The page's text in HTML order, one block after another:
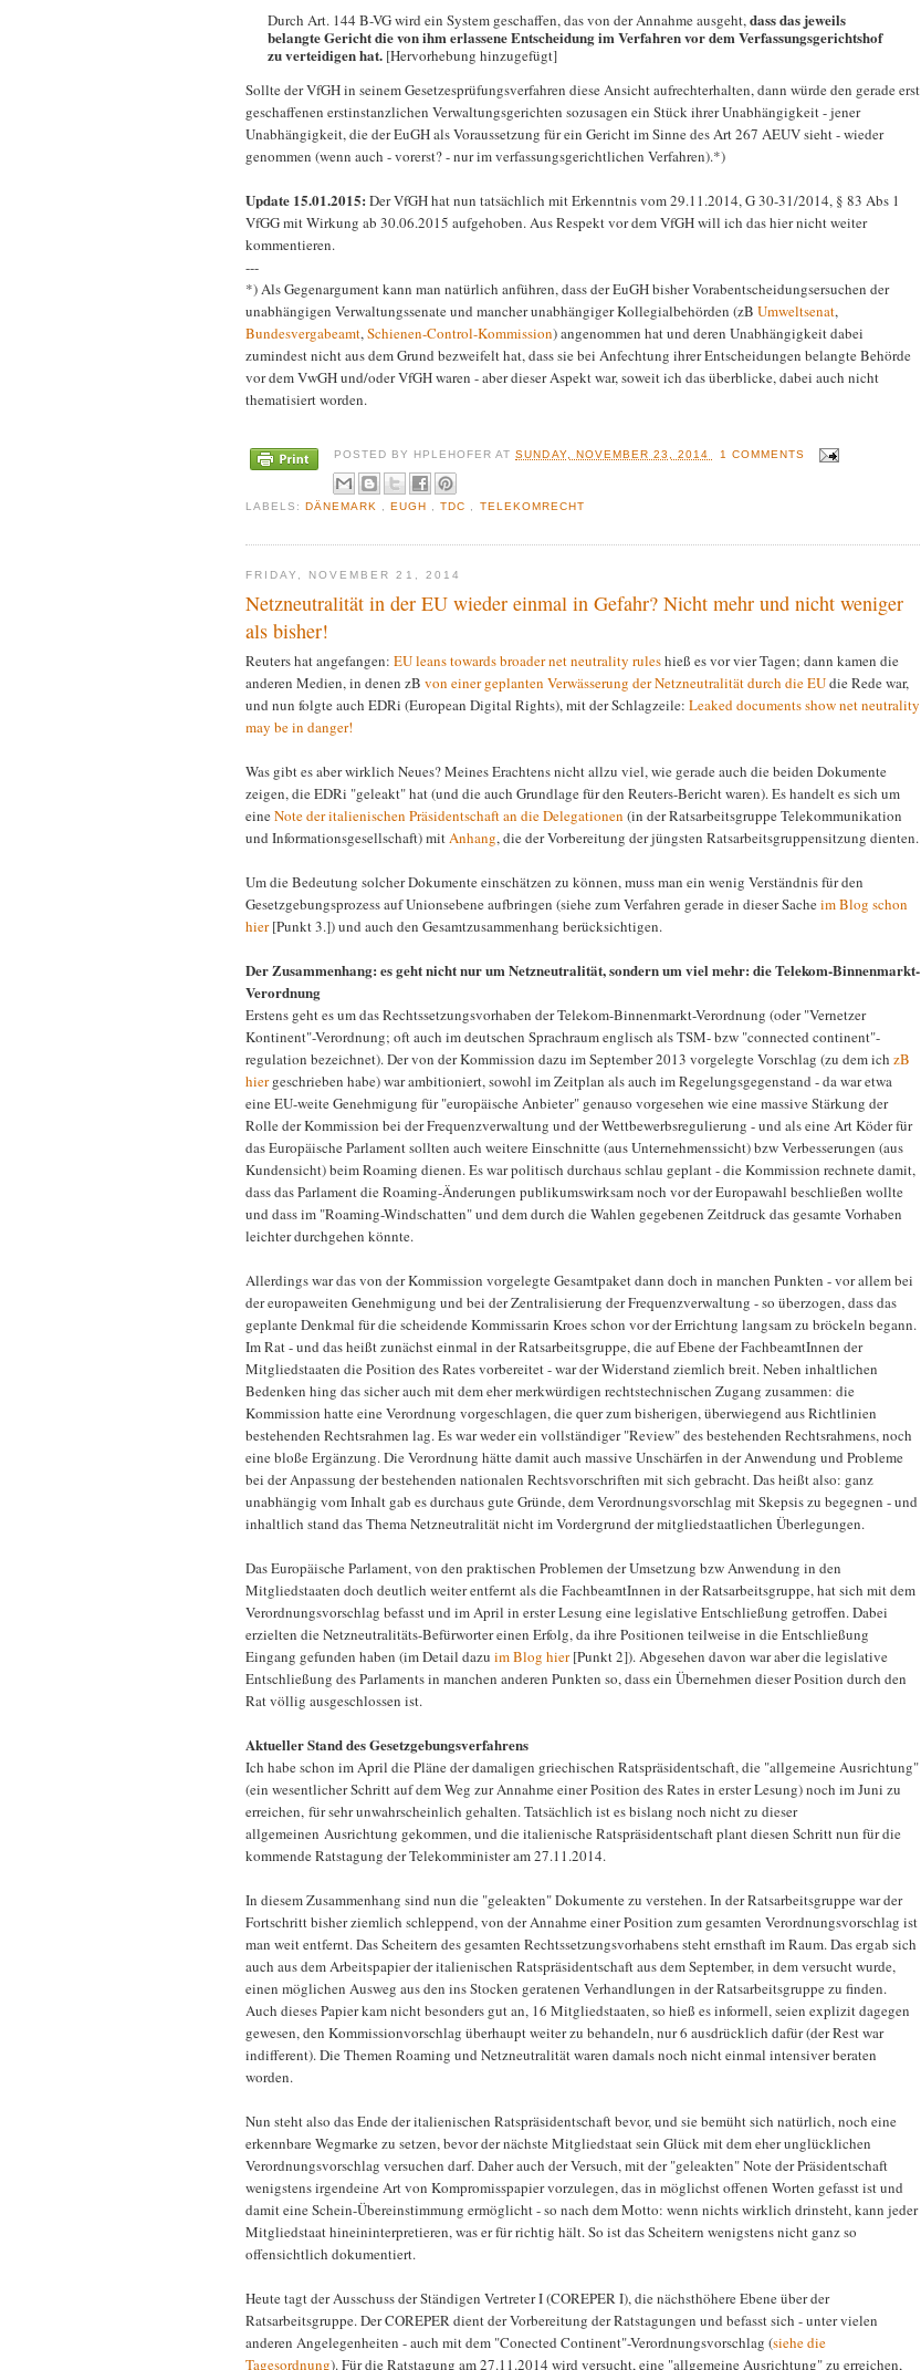
Durch Art. 144 B-VG wird ein System geschaffen, das von der Annahme ausgeht,dass das jeweils
belangte Gericht die von ihm erlassene Entscheidung im Verfahren vor dem Verfassungsgerichtshof
zu verteidigen hat. [Hervorhebung hinzugefügt]
Sollte der VfGH in seinem Gesetzesprüfungsverfahren diese Ansicht aufrechterhalten, dann würde den gerade erst
geschaffenen erstinstanzlichen Verwaltungsgerichten sozusagen ein Stück ihrer Unabhängigkeit - jener
Unabhängigkeit, die der EuGH als Voraussetzung für ein Gericht im Sinne des Art 267 AEUV sieht - wieder
genommen (wenn auch - vorerst? - nur im verfassungsgerichtlichen Verfahren).*)
Update 15.01.2015: Der VfGH hat nun tatsächlich mit Erkenntnis vom 29.11.2014, G 30-31/2014, § 83 Abs 1
VfGG mit Wirkung ab 30.06.2015 aufgehoben. Aus Respekt vor dem VfGH will ich das hier nicht weiter
kommentieren.
---
*) Als Gegenargument kann man natürlich anführen, dass der EuGH bisher Vorabentscheidungsersuchen der
unabhängigen Verwaltungssenate und mancher unabhängiger Kollegialbehörden (zB Umweltsenat,
Bundesvergabeamt,Schienen-Control-Kommission) angenommen hat und deren Unabhängigkeit dabei
zumindest nicht aus dem Grund bezweifelt hat, dass sie bei Anfechtung ihrer Entscheidungen belangte Behörde
vor dem VwGH und/oder VfGH waren - aber dieser Aspekt war, soweit ich das überblicke, dabei auch nicht
thematisiert worden.
POSTED BY HPLEHOFERATSUNDAY, NOVEMBER 23, 2014 1 COMMENTS
LABELS:DÄNEMARK ,EUGH ,TDC TELEKOMRECHT
FRIDAY, NOVEMBER 21, 2014
Netzneutralität in der EU wieder einmal in Gefahr? Nicht mehr und nicht weniger
als bisher!
Reuters hat angefangen: EU leans towards broader net neutrality ruleshieß es vor vier Tagen; dann kamen die
anderen Medien, in denen zB von einer geplanten Verwässerung der Netzneutralität durch die EUdie Rede war,
und nun folgte auch EDRi (European Digital Rights), mit der Schlagzeile: Leaked documents show net neutrality
may be in danger!
Was gibt es aber wirklich Neues? Meines Erachtens nicht allzu viel, wie gerade auch die beiden Dokumente
zeigen, die EDRi "geleakt" hat (und die auch Grundlage für den Reuters-Bericht waren). Es handelt es sich um
eineNote der italienischen Präsidentschaft an die Delegationen (in der Ratsarbeitsgruppe Telekommunikation
und Informationsgesellschaft) mitAnhang, die der Vorbereitung der jüngsten Ratsarbeitsgruppensitzung dienten.
Um die Bedeutung solcher Dokumente einschätzen zu können, muss man ein wenig Verständnis für den
Gesetzgebungsprozess auf Unionsebene aufbringen (siehe zum Verfahren gerade in dieser Sacheim Blog schon
hier[Punkt 3.]) und auch den Gesamtzusammenhang berücksichtigen.
Der Zusammenhang: es geht nicht nur um Netzneutralität, sondern um viel mehr: die Telekom-Binnenmarkt-
Verordnung
Erstens geht es um das Rechtssetzungsvorhaben der Telekom-Binnenmarkt-Verordnung (oder "Vernetzer
Kontinent"-Verordnung; oft auch im deutschen Sprachraum englisch als TSM- bzw "connected continent"-
regulation bezeichnet). Der von der Kommission dazu im September 2013 vorgelegte Vorschlag (zu dem ich zB
hiergeschrieben habe) war ambitioniert, sowohl im Zeitplan als auch im Regelungsgegenstand - da war etwa
eine EU-weite Genehmigung für "europäische Anbieter" genauso vorgesehen wie eine massive Stärkung der
Rolle der Kommission bei der Frequenzverwaltung und der Wettbewerbsregulierung - und als eine Art Köder für
das Europäische Parlament sollten auch weitere Einschnitte (aus Unternehmenssicht) bzw Verbesserungen (aus
Kundensicht) beim Roaming dienen. Es war politisch durchaus schlau geplant - die Kommission rechnete damit,
dass das Parlament die Roaming-Änderungen publikumswirksam noch vor der Europawahl beschließen wollte
und dass im "Roaming-Windschatten" und dem durch die Wahlen gegebenen Zeitdruck das gesamte Vorhaben
leichter durchgehen könnte.
Allerdings war das von der Kommission vorgelegte Gesamtpaket dann doch in manchen Punkten - vor allem bei
der europaweiten Genehmigung und bei der Zentralisierung der Frequenzverwaltung - so überzogen, dass das
geplante Denkmal für die scheidende Kommissarin Kroes schon vor der Errichtung langsam zu bröckeln begann.
Im Rat - und das heißt zunächst einmal in der Ratsarbeitsgruppe, die auf Ebene der FachbeamtInnen der
Mitgliedstaaten die Position des Rates vorbereitet - war der Widerstand ziemlich breit. Neben inhaltlichen
Bedenken hing das sicher auch mit dem eher merkwürdigen rechtstechnischen Zugang zusammen: die
Kommission hatte eine Verordnung vorgeschlagen, die quer zum bisherigen, überwiegend aus Richtlinien
bestehenden Rechtsrahmen lag. Es war weder ein vollständiger "Review" des bestehenden Rechtsrahmens, noch
eine bloße Ergänzung. Die Verordnung hätte damit auch massive Unschärfen in der Anwendung und Probleme
bei der Anpassung der bestehenden nationalen Rechtsvorschriften mit sich gebracht. Das heißt also: ganz
unabhängig vom Inhalt gab es durchaus gute Gründe, dem Verordnungsvorschlag mit Skepsis zu begegnen - und
inhaltlich stand das Thema Netzneutralität nicht im Vordergrund der mitgliedstaatlichen Überlegungen.
Das Europäische Parlament, von den praktischen Problemen der Umsetzung bzw Anwendung in den
Mitgliedstaaten doch deutlich weiter entfernt als die FachbeamtInnen in der Ratsarbeitsgruppe, hat sich mit dem
Verordnungsvorschlag befasst und im April in erster Lesung eine legislative Entschließung getroffen. Dabei
erzielten die Netzneutralitäts-Befürworter einen Erfolg, da ihre Positionen teilweise in die Entschließung
Eingang gefunden haben (im Detail dazu im Blog hier[Punkt 2]). Abgesehen davon war aber die legislative
Entschließung des Parlaments in manchen anderen Punkten so, dass ein Übernehmen dieser Position durch den
Rat völlig ausgeschlossen ist.
Aktueller Stand des Gesetzgebungsverfahrens
Ich habe schon im April die Pläne der damaligen griechischen Ratspräsidentschaft, die "allgemeine Ausrichtung"
(ein wesentlicher Schritt auf dem Weg zur Annahme einer Position des Rates in erster Lesung) noch im Juni zu
erreichen, für sehr unwahrscheinlich gehalten. Tatsächlich ist es bislang noch nicht zu dieser
allgemeinen Ausrichtung gekommen, und die italienische Ratspräsidentschaft plant diesen Schritt nun für die
kommende Ratstagung der Telekomminister am 27.11.2014.
In diesem Zusammenhang sind nun die "geleakten" Dokumente zu verstehen. In der Ratsarbeitsgruppe war der
Fortschritt bisher ziemlich schleppend, von der Annahme einer Position zum gesamten Verordnungsvorschlag ist
man weit entfernt. Das Scheitern des gesamten Rechtssetzungsvorhabens steht ernsthaft im Raum. Das ergab sich
auch aus dem Arbeitspapier der italienischen Ratspräsidentschaft aus dem September, in dem versucht wurde,
einen möglichen Ausweg aus den ins Stocken geratenen Verhandlungen in der Ratsarbeitsgruppe zu finden.
Auch dieses Papier kam nicht besonders gut an, 16 Mitgliedstaaten, so hieß es informell, seien explizit dagegen
gewesen, den Kommissionvorschlag überhaupt weiter zu behandeln, nur 6 ausdrücklich dafür (der Rest war
indifferent). Die Themen Roaming und Netzneutralität waren damals noch nicht einmal intensiver beraten
worden.
Nun steht also das Ende der italienischen Ratspräsidentschaft bevor, und sie bemüht sich natürlich, noch eine
erkennbare Wegmarke zu setzen, bevor der nächste Mitgliedstaat sein Glück mit dem eher unglücklichen
Verordnungsvorschlag versuchen darf. Daher auch der Versuch, mit der "geleakten" Note der Präsidentschaft
wenigstens irgendeine Art von Kompromisspapier vorzulegen, das in möglichst offenen Worten gefasst ist und
damit eine Schein-Übereinstimmung ermöglicht - so nach dem Motto: wenn nichts wirklich drinsteht, kann jeder
Mitgliedstaat hineininterpretieren, was er für richtig hält. So ist das Scheitern wenigstens nicht ganz so
offensichtlich dokumentiert.
Heute tagt der Ausschuss der Ständigen Vertreter I (COREPER I), die nächsthöhere Ebene über der
Ratsarbeitsgruppe. Der COREPER dient der Vorbereitung der Ratstagungen und befasst sich - unter vielen
anderen Angelegenheiten - auch mit dem "Conected Continent"-Verordnungsvorschlag (siehe die
Tagesordnung). Für die Ratstagung am 27.11.2014 wird versucht, eine "allgemeine Ausrichtung" zu erreichen,